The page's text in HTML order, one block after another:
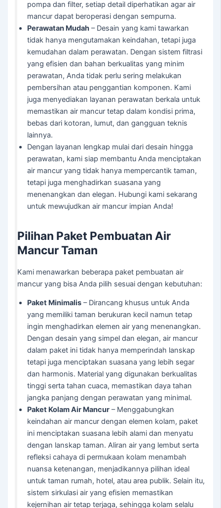
pompa dan filter, setiap detail diperhatikan agar air
mancur dapat beroperasi dengan sempurna.
Perawatan Mudah – Desain yang kami tawarkan
tidak hanya mengutamakan keindahan, tetapi juga
kemudahan dalam perawatan. Dengan sistem filtrasi
yang efisien dan bahan berkualitas yang minim
perawatan, Anda tidak perlu sering melakukan
pembersihan atau penggantian komponen. Kami
juga menyediakan layanan perawatan berkala untuk
memastikan air mancur tetap dalam kondisi prima,
bebas dari kotoran, lumut, dan gangguan teknis
lainnya.
Dengan layanan lengkap mulai dari desain hingga
perawatan, kami siap membantu Anda menciptakan
air mancur yang tidak hanya mempercantik taman,
tetapi juga menghadirkan suasana yang
menenangkan dan elegan. Hubungi kami sekarang
untuk mewujudkan air mancur impian Anda!
Pilihan Paket Pembuatan Air
Mancur Taman
Kami menawarkan beberapa paket pembuatan air
mancur yang bisa Anda pilih sesuai dengan kebutuhan:
Paket Minimalis – Dirancang khusus untuk Anda
yang memiliki taman berukuran kecil namun tetap
ingin menghadirkan elemen air yang menenangkan.
Dengan desain yang simpel dan elegan, air mancur
dalam paket ini tidak hanya memperindah lanskap
tetapi juga menciptakan suasana yang lebih segar
dan harmonis. Material yang digunakan berkualitas
tinggi serta tahan cuaca, memastikan daya tahan
jangka panjang dengan perawatan yang minimal.
Paket Kolam Air Mancur – Menggabungkan
keindahan air mancur dengan elemen kolam, paket
ini menciptakan suasana lebih alami dan menyatu
dengan lanskap taman. Aliran air yang lembut serta
refleksi cahaya di permukaan kolam menambah
nuansa ketenangan, menjadikannya pilihan ideal
untuk taman rumah, hotel, atau area publik. Selain itu,
sistem sirkulasi air yang efisien memastikan
kejernihan air tetap terjaga, sehingga kolam selalu